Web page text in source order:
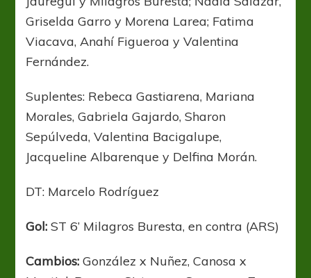
Griselda Garro y Morena Larea; Fatima
Viacava, Anahí Figueroa y Valentina
Fernández.
Suplentes: Rebeca Gastiarena, Mariana
Morales, Gabriela Gajardo, Sharon
Sepúlveda, Valentina Bacigalupe,
Jacqueline Albarenque y Delfina Morán.
DT: Marcelo Rodríguez
Gol: ST 6’ Milagros Buresta, en contra (ARS)
Cambios: González x Nuñez, Canosa x